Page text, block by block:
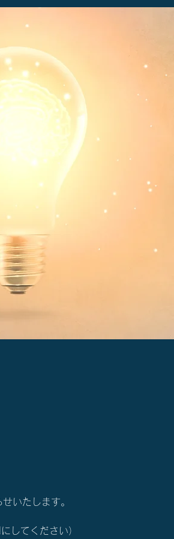
いたします。
してください）